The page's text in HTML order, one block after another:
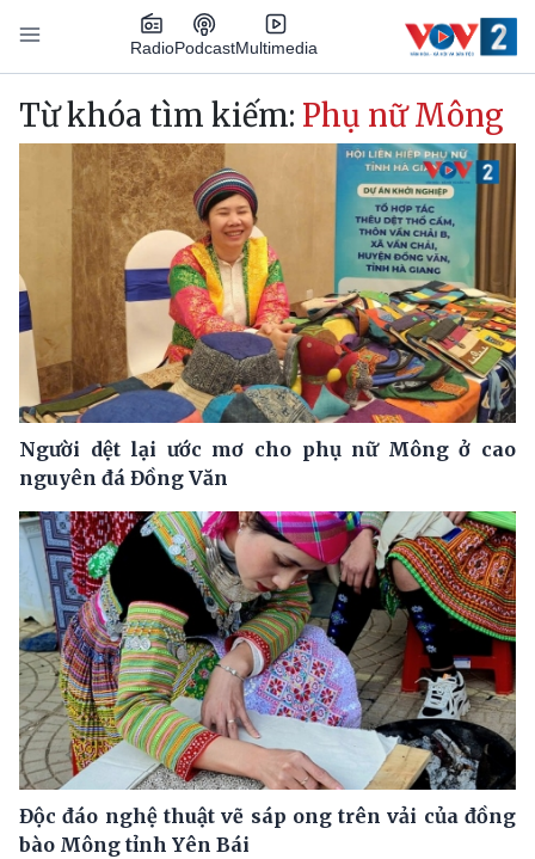
Nhảy đến nội dung
RadioPodcastMultimedia
Main navigation
Từ khóa tìm kiếm: Phụ nữ Mông
Người dệt lại ước mơ cho phụ nữ Mông ở cao
nguyên đá Đồng Văn
Độc đáo nghệ thuật vẽ sáp ong trên vải của đồng
bào Mông tỉnh Yên Bái